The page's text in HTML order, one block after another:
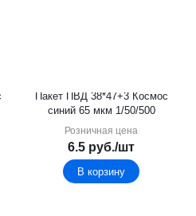
Пакет ПВД 38*47+3 Космос
синий 65 мкм 1/50/500
Розничная цена
6.5 руб./шт
В корзину